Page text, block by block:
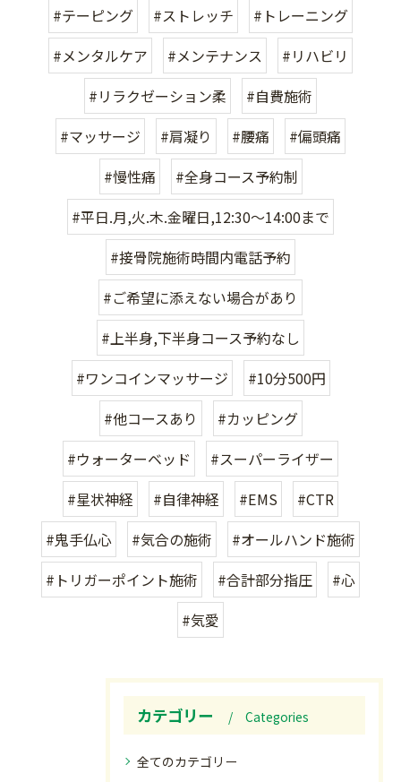
#テーピング #ストレッチ
#トレーニング
#メンタルケア
#メンテナンス
#リハビリ
#リラクゼーション柔
#自費施術
#マッサージ
#肩凝り #腰痛
#偏頭痛
#慢性痛
#全身コース予約制
#平日.月,火.木.金曜日,12:30〜14:00まで
#接骨院施術時間内電話予約
#ご希望に添えない場合があり
#上半身,下半身コース予約なし
#ワンコインマッサージ
#10分500円
#他コースあり
#カッピング
#ウォーターベッド
#スーパーライザー
#星状神経
#自律神経 #EMS
#CTR
#鬼手仏心
#気合の施術
#オールハンド施術
#トリガーポイント施術
#合計部分指圧
#心
#気愛
カテゴリー Categories
全てのカテゴリー